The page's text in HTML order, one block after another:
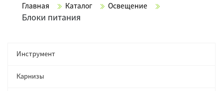
Главная Каталог Освещение
Блоки питания
Инструмент
Карнизы